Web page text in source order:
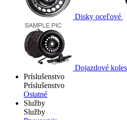
Disky oceľové
Dojazdové
Príslušenstvo
Príslušenstvo
Ostatné
Služby
Služby